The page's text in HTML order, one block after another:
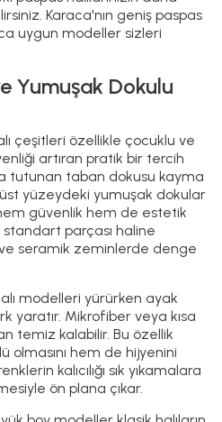
Karaca'nın geniş paspas
uygun modeller sizleri
Yumuşak Dokulu
çeşitleri özellikle çocuklu ve
artıran pratik bir tercih
tutunan taban dokusu kayma
yüzeydeki yumuşak dokular
güvenlik hem de estetik
parçası haline
seramik zeminlerde denge
modelleri yürürken ayak
yaratır. Mikrofiber veya kısa
temiz kalabilir. Bu özellik
olmasını hem de hijyenini
kalıcılığı sık yıkamalara
ön plana çıkar.